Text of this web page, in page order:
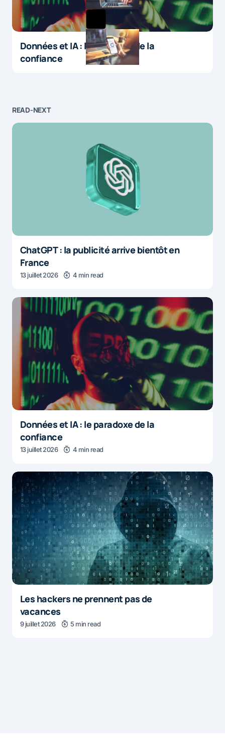
Données et IA : le paradoxe de la
confiance
READ-NEXT
ChatGPT : la publicité arrive bientôt en
France
13 juillet 2026 4 min read
Données et IA : le paradoxe de la
confiance
13 juillet 2026 4 min read
Les hackers ne prennent pas de
vacances
9 juillet 2026 5 min read